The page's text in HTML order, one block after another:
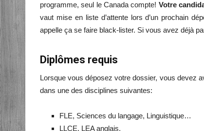
programme, seul le Canada compte! Votre
vaut mise en liste d’attente lors d’un prochain
appelle ça se faire black-lister. Si vous avez déjà
Diplômes requis
Lorsque vous déposez votre dossier, vous devez
dans une des disciplines suivantes:
FLE, Sciences du langage, Linguistique…
LLCE, LEA anglais.